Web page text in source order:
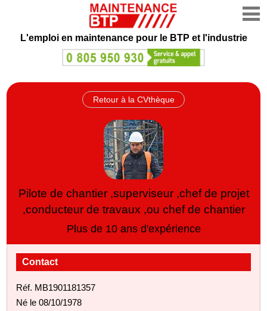
L'emploi en maintenance pour le BTP et l'industrie
Retour à la CVthèque
Pilote de chantier ,superviseur ,chef de projet
,conducteur de travaux ,ou chef de chantier
Plus de 10 ans d'expérience
Contact
Réf. MB1901181357
Né le 08/10/1978